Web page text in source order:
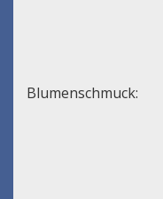
Blumenschmuck: